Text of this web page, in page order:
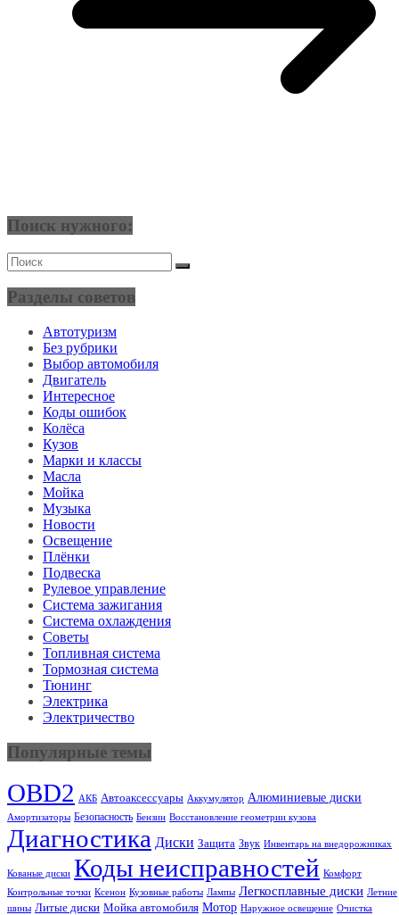
Поиск нужного:
Разделы советов
Автотуризм
Без рубрики
Выбор автомобиля
Двигатель
Интересное
Коды ошибок
Колёса
Кузов
Марки и классы
Масла
Мойка
Музыка
Новости
Освещение
Плёнки
Подвеска
Рулевое управление
Система зажигания
Система охлаждения
Советы
Топливная система
Тормозная система
Тюнинг
Электрика
Электричество
Популярные темы
OBD2 АКБ Автоаксессуары Аккумулятор Алюминиевые диски
Амортизаторы Безопасность Бензин Восстановление геометрии кузова
Диагностика Диски Защита Звук Инвентарь на внедорожниках
Кованые диски Коды неисправностей Комфорт
Контрольные точки Ксенон Кузовные работы Лампы Легкосплавные диски Летние
шины Литые диски Мойка автомобиля Мотор Наружное освещение Очистка